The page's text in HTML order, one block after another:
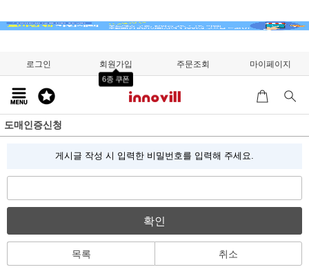
로그인 회원가입
6종 쿠폰
주문조회 마이페이지
도매인증신청
게시글 작성 시 입력한 비밀번호를 입력해 주세요.
확인
목록 취소